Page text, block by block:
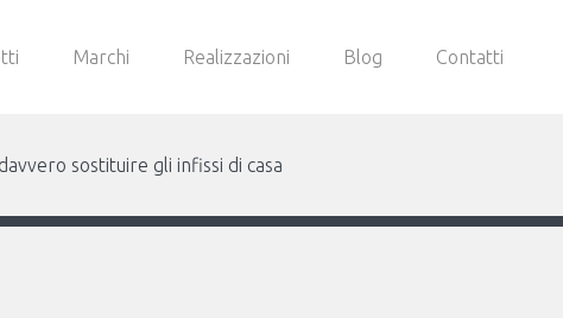
Marchi Realizzazioni Blog Contatti
sostituire gli infissi di casa